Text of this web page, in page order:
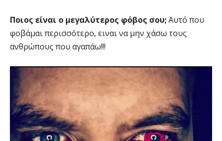
Ποιος είναι ο μεγαλύτερος φόβος σου;Αυτό που
φοβάμαι περισσότερο, ειναι να μην χάσω τους
ανθρώπους που αγαπάω!!!